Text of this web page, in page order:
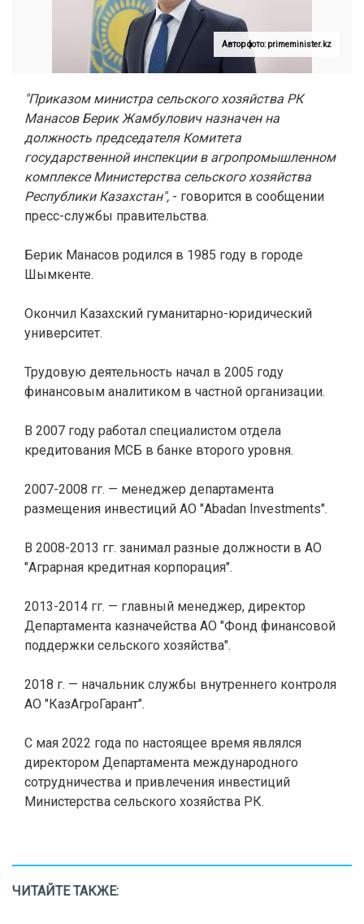
Автор фото: primeminister.kz
"Приказом министра сельского хозяйства РК
Манасов Берик Жамбулович назначен на
должность председателя Комитета
государственной инспекции в агропромышленном
комплексе Министерства сельского хозяйства
Республики Казахстан", - говорится в сообщении
пресс-службы правительства.
Берик Манасов родился в 1985 году в городе
Шымкенте.
Окончил Казахский гуманитарно-юридический
университет.
Трудовую деятельность начал в 2005 году
финансовым аналитиком в частной организации.
В 2007 году работал специалистом отдела
кредитования МСБ в банке второго уровня.
2007-2008 гг. — менеджер департамента
размещения инвестиций АО "Abadan Investments".
В 2008-2013 гг. занимал разные должности в АО
"Аграрная кредитная корпорация".
2013-2014 гг. — главный менеджер, директор
Департамента казначейства АО "Фонд финансовой
поддержки сельского хозяйства".
2018 г. — начальник службы внутреннего контроля
АО "КазАгроГарант".
С мая 2022 года по настоящее время являлся
директором Департамента международного
сотрудничества и привлечения инвестиций
Министерства сельского хозяйства РК.
ЧИТАЙТЕ ТАКЖЕ: